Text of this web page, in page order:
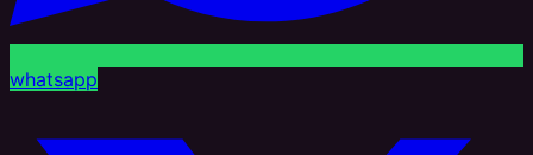
whatsapp